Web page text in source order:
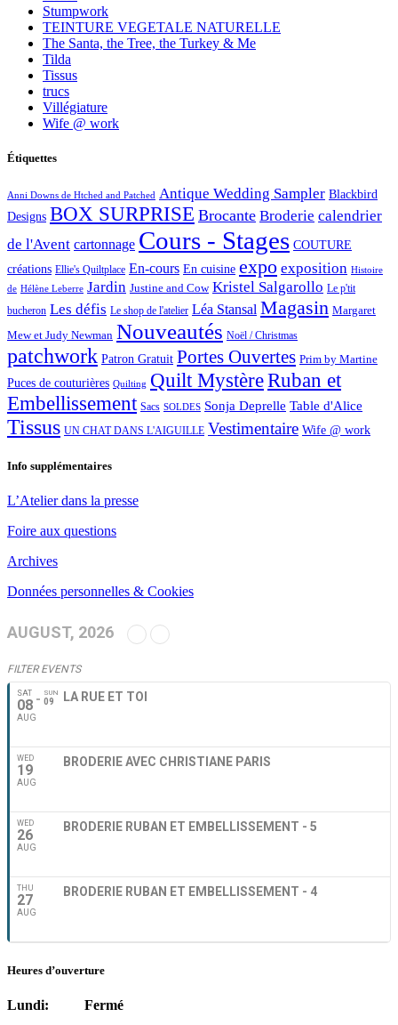
Stumpwork
TEINTURE VEGETALE NATURELLE
The Santa, the Tree, the Turkey & Me
Tilda
Tissus
trucs
Villégiature
Wife @ work
Étiquettes
Anni Downs de Htched and Patched Antique Wedding Sampler Blackbird
Designs BOX SURPRISE Brocante Broderie calendrier
de l'Avent cartonnage Cours - Stages COUTURE
créations Ellie's Quiltplace En-cours En cuisine expo exposition Histoire
de Hélène Leberre Jardin Justine and Cow Kristel Salgarollo Le p'tit
bucheron Les défis Le shop de l'atelier Léa Stansal Magasin Margaret
Mew et Judy Newman Nouveautés Noël / Christmas
patchwork Patron Gratuit Portes Ouvertes Prim by Martine
Puces de couturières Quilting Quilt MystèreRuban et
Embellissement Sacs SOLDES Sonja Deprelle Table d'Alice
Tissus UN CHAT DANS L'AIGUILLE Vestimentaire Wife @ work
Info supplémentaires
L’Atelier dans la presse
Foire aux questions
Archives
Données personnelles & Cookies
AUGUST, 2026
FILTER EVENTS
SAT
08
AUG
SUN
09 LA RUE ET TOI
WED
19
AUG
BRODERIE AVEC CHRISTIANE PARIS
WED
26
AUG
BRODERIE RUBAN ET EMBELLISSEMENT - 5
THU
27
AUG
BRODERIE RUBAN ET EMBELLISSEMENT - 4
Heures d’ouverture
Lundi: Fermé